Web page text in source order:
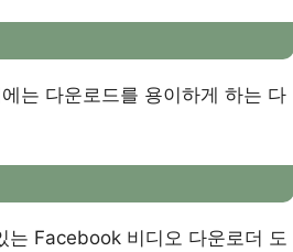
는 다운로드를 용이하게 하는 다
는 Facebook 비디오 다운로더 도